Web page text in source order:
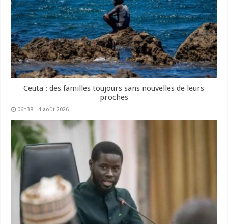
Ceuta : des familles toujours sans nouvelles de leurs
proches
06h38 - 4 août 2026